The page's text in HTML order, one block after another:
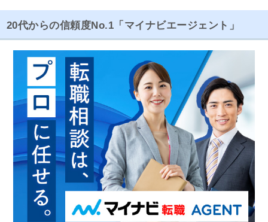
20代からの信頼度No.1「マイナビエージェント」